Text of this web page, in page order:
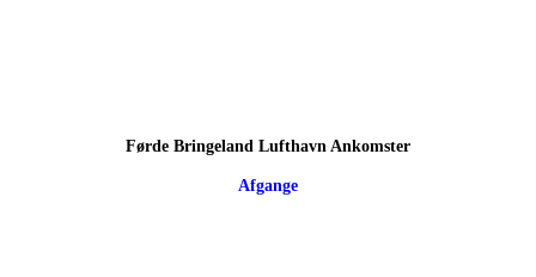
Førde Bringeland Lufthavn Ankomster
Afgange